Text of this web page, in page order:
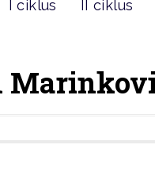
I ciklus II ciklus